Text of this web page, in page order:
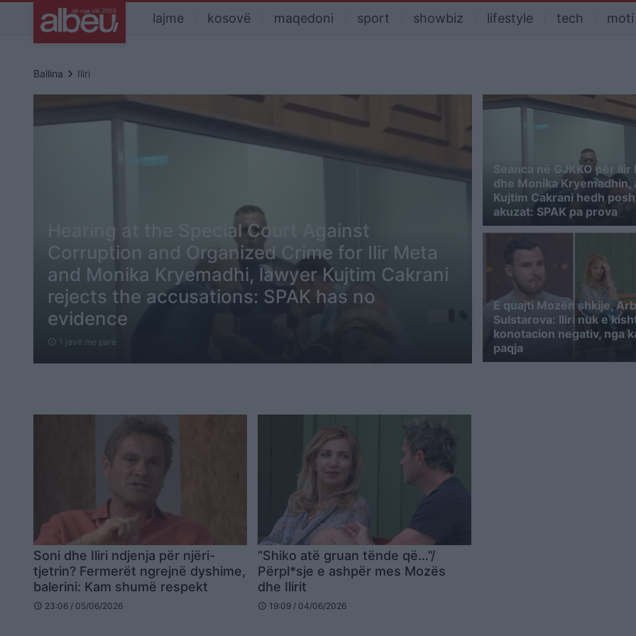
lajme kosovë maqedoni sport showbiz lifestyle tech moti
Ballina keyboard_arrow_right Iliri
Hearing at the Special Court Against
Corruption and Organized Crime for Ilir Meta
and Monika Kryemadhi, lawyer Kujtim Cakrani
rejects the accusations: SPAK has no
evidence
schedule 1 javë me parë
Seanca në GJKKO për Ilir
dhe Monika Kryemadhin,
Kujtim Cakrani hedh
akuzat: SPAK pa prova
E quajti Mozën shkije,
Sulstarova: Iliri nuk e
konotacion negativ, nga
paqja
Soni dhe Iliri ndjenja për njëri-
tjetrin? Fermerët ngrejnë dyshime,
balerini: Kam shumë respekt
schedule 23:06 / 05/06/2026
“Shiko atë gruan tënde që…”/
Përpl*sje e ashpër mes Mozës
dhe Ilirit
schedule 19:09 / 04/06/2026